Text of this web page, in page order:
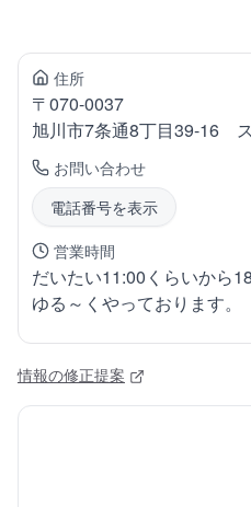
住所
〒070-0037
旭川市7条通8丁目39-16
お問い合わせ
電話番号を表示
営業時間
だいたい11:00くらいから
ゆる～くやっております。
情報の修正提案